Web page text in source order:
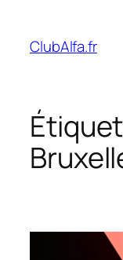
contenu
ClubAlfa.fr